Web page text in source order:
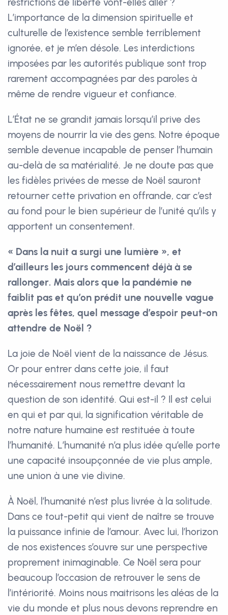
restrictions de liberté vont-elles aller ?
L’importance de la dimension spirituelle et
culturelle de l’existence semble terriblement
ignorée, et je m’en désole. Les interdictions
imposées par les autorités publique sont trop
rarement accompagnées par des paroles à
même de rendre vigueur et confiance.
L’État ne se grandit jamais lorsqu’il prive des
moyens de nourrir la vie des gens. Notre époque
semble devenue incapable de penser l’humain
au-delà de sa matérialité. Je ne doute pas que
les fidèles privées de messe de Noël sauront
retourner cette privation en offrande, car c’est
au fond pour le bien supérieur de l’unité qu’ils y
apportent un consentement.
« Dans la nuit a surgi une lumière », et
d’ailleurs les jours commencent déjà à se
rallonger. Mais alors que la pandémie ne
faiblit pas et qu’on prédit une nouvelle vague
après les fêtes, quel message d’espoir peut-on
attendre de Noël ?
La joie de Noël vient de la naissance de Jésus.
Or pour entrer dans cette joie, il faut
nécessairement nous remettre devant la
question de son identité. Qui est-il ? Il est celui
en qui et par qui, la signification véritable de
notre nature humaine est restituée à toute
l’humanité. L’humanité n’a plus idée qu’elle porte
une capacité insoupçonnée de vie plus ample,
une union à une vie divine.
À Noël, l’humanité n’est plus livrée à la solitude.
Dans ce tout-petit qui vient de naître se trouve
la puissance infinie de l’amour. Avec lui, l’horizon
de nos existences s’ouvre sur une perspective
proprement inimaginable. Ce Noël sera pour
beaucoup l’occasion de retrouver le sens de
l’intériorité. Moins nous maitrisons les aléas de la
vie du monde et plus nous devons reprendre en